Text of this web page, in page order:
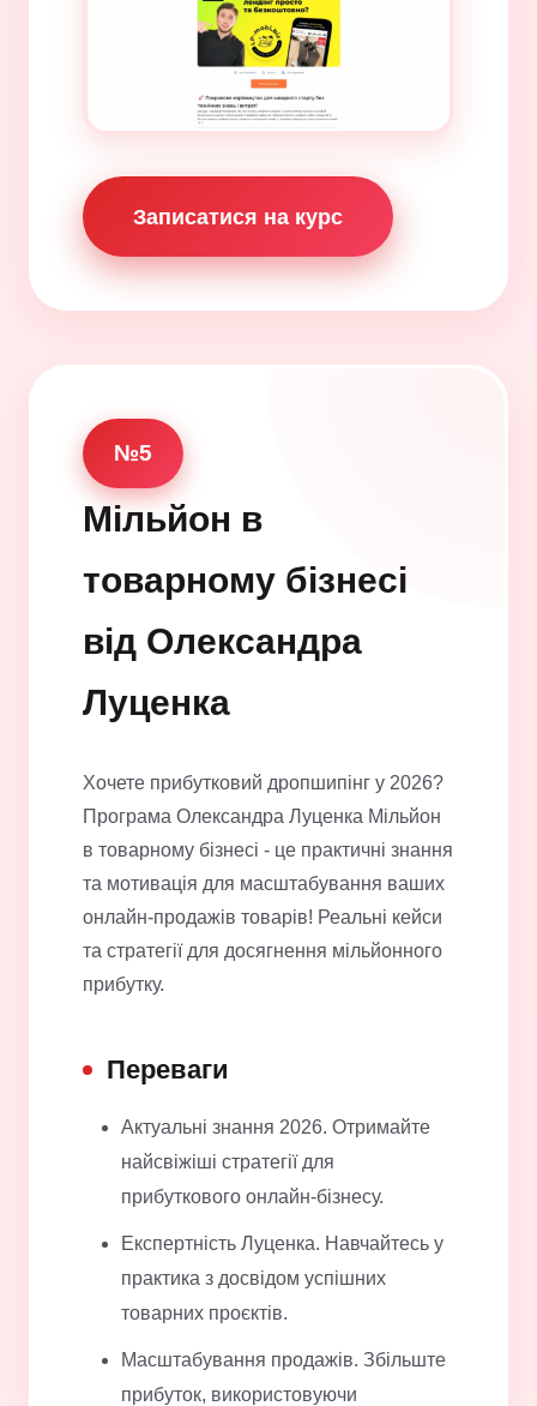
Записатися на курс
№5
Мільйон в
товарному бізнесі
від Олександра
Луценка
Хочете прибутковий дропшипінг у 2026?
Програма Олександра Луценка Мільйон
в товарному бізнесі - це практичні знання
та мотивація для масштабування ваших
онлайн-продажів товарів! Реальні кейси
та стратегії для досягнення мільйонного
прибутку.
Переваги
Актуальні знання 2026. Отримайте
найсвіжіші стратегії для
прибуткового онлайн-бізнесу.
Експертність Луценка. Навчайтесь у
практика з досвідом успішних
товарних проєктів.
Масштабування продажів. Збільште
прибуток, використовуючи